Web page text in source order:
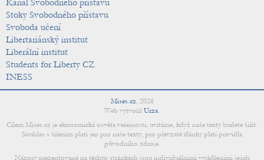
Kanál Svobodného přístavu
Stoky Svobodného přístavu
Svoboda učení
Libertariánský institut
Liberální institut
Students for Liberty CZ
INESS
Mises.cz, 2026
Web vytvořil Urza.
Cílem Mises.cz je ekonomická osvěta veřejnosti; uvítáme, když naše texty budete šířit.
Souhlas s šířením platí jen pro naše texty; pro převzaté články platí pravidla
původního zdroje.
Názory prezentované na těchto stránkách jsou individuálními vyjádřeními jejich